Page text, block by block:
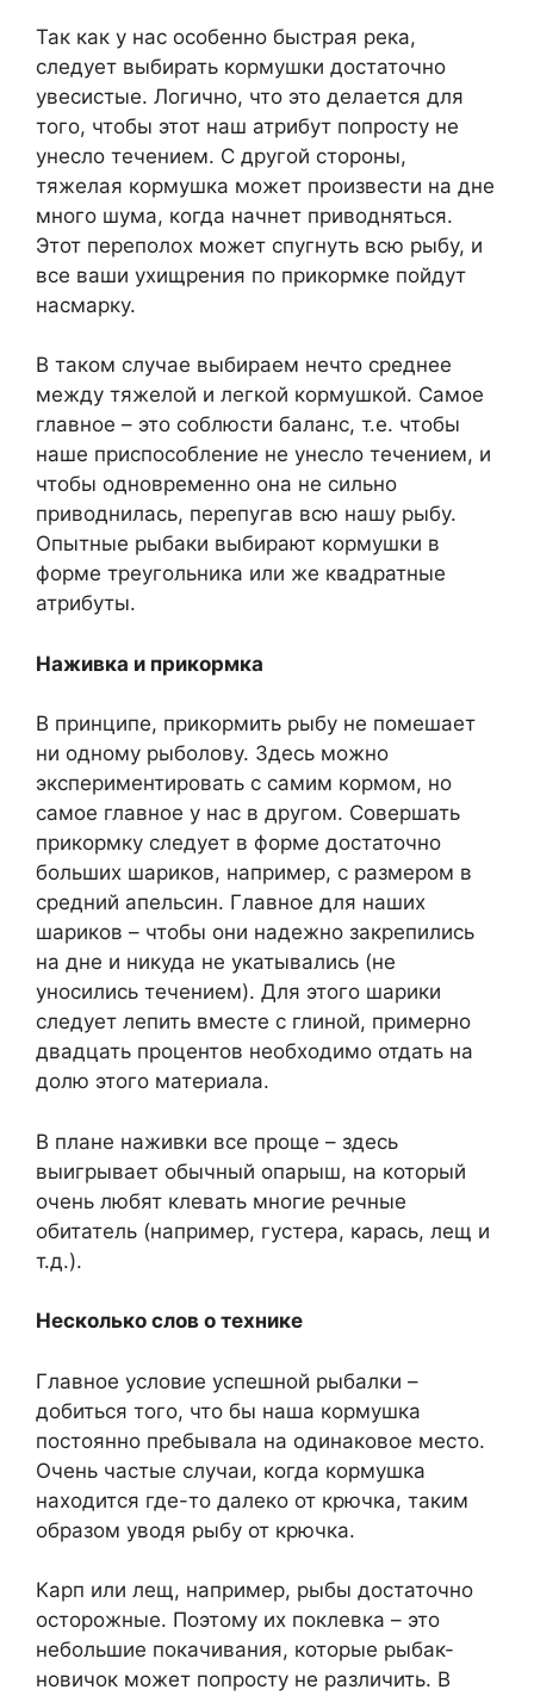
Так как у нас особенно быстрая река,
следует выбирать кормушки достаточно
увесистые. Логично, что это делается для
того, чтобы этот наш атрибут попросту не
унесло течением. С другой стороны,
тяжелая кормушка может произвести на дне
много шума, когда начнет приводняться.
Этот переполох может спугнуть всю рыбу, и
все ваши ухищрения по прикормке пойдут
насмарку.
В таком случае выбираем нечто среднее
между тяжелой и легкой кормушкой. Самое
главное – это соблюсти баланс, т.е. чтобы
наше приспособление не унесло течением, и
чтобы одновременно она не сильно
приводнилась, перепугав всю нашу рыбу.
Опытные рыбаки выбирают кормушки в
форме треугольника или же квадратные
атрибуты.
Наживка и прикормка
В принципе, прикормить рыбу не помешает
ни одному рыболову. Здесь можно
экспериментировать с самим кормом, но
самое главное у нас в другом. Совершать
прикормку следует в форме достаточно
больших шариков, например, с размером в
средний апельсин. Главное для наших
шариков – чтобы они надежно закрепились
на дне и никуда не укатывались (не
уносились течением). Для этого шарики
следует лепить вместе с глиной, примерно
двадцать процентов необходимо отдать на
долю этого материала.
В плане наживки все проще – здесь
выигрывает обычный опарыш, на который
очень любят клевать многие речные
обитатель (например, густера, карась, лещ и
т.д.).
Несколько слов о технике
Главное условие успешной рыбалки –
добиться того, что бы наша кормушка
постоянно пребывала на одинаковое место.
Очень частые случаи, когда кормушка
находится где-то далеко от крючка, таким
образом уводя рыбу от крючка.
Карп или лещ, например, рыбы достаточно
осторожные. Поэтому их поклевка – это
небольшие покачивания, которые рыбак-
новичок может попросту не различить. В